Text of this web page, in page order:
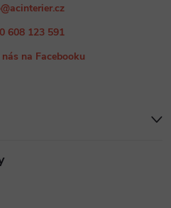
@acinterier.cz
608 123 591
na Facebooku